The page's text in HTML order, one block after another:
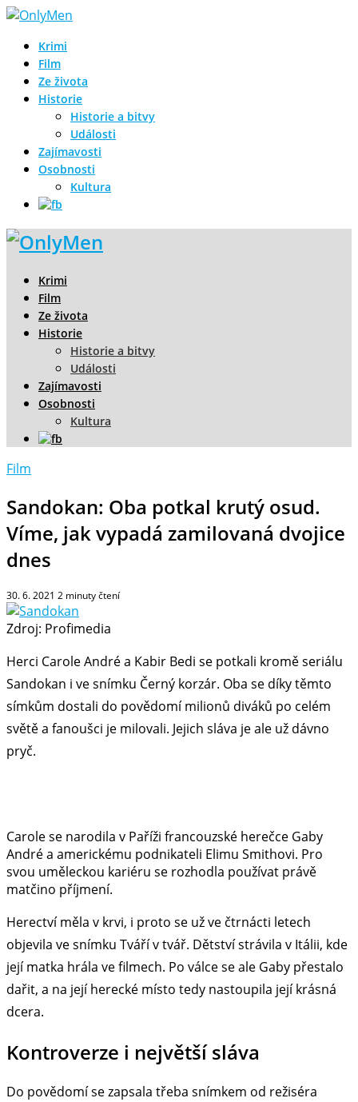
Krimi
Film
Ze života
Historie
Historie a bitvy
Události
Zajímavosti
Osobnosti
Kultura
Krimi
Film
Ze života
Historie
Historie a bitvy
Události
Zajímavosti
Osobnosti
Kultura
Film
Sandokan: Oba potkal krutý osud.
Víme, jak vypadá zamilovaná dvojice
dnes
30. 6. 2021 2 minuty čtení
Zdroj: Profimedia
Herci Carole André a Kabir Bedi se potkali kromě seriálu
Sandokan i ve snímku Černý korzár. Oba se díky těmto
símkům dostali do povědomí milionů diváků po celém
světě a fanoušci je milovali. Jejich sláva je ale už dávno
pryč.
Carole se narodila v Paříži francouzské herečce Gaby
André a americkému podnikateli Elimu Smithovi. Pro
svou uměleckou kariéru se rozhodla používat právě
matčino příjmení.
Herectví měla v krvi, i proto se už ve čtrnácti letech
objevila ve snímku Tváří v tvář. Dětství strávila v Itálii, kde
její matka hrála ve filmech. Po válce se ale Gaby přestalo
dařit, a na její herecké místo tedy nastoupila její krásná
dcera.
Kontroverze i největší sláva
Do povědomí se zapsala třeba snímkem od režiséra